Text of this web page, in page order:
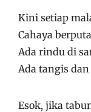
Kini setiap
Cahaya
Ada rindu di
Ada tangis
Esok, jika